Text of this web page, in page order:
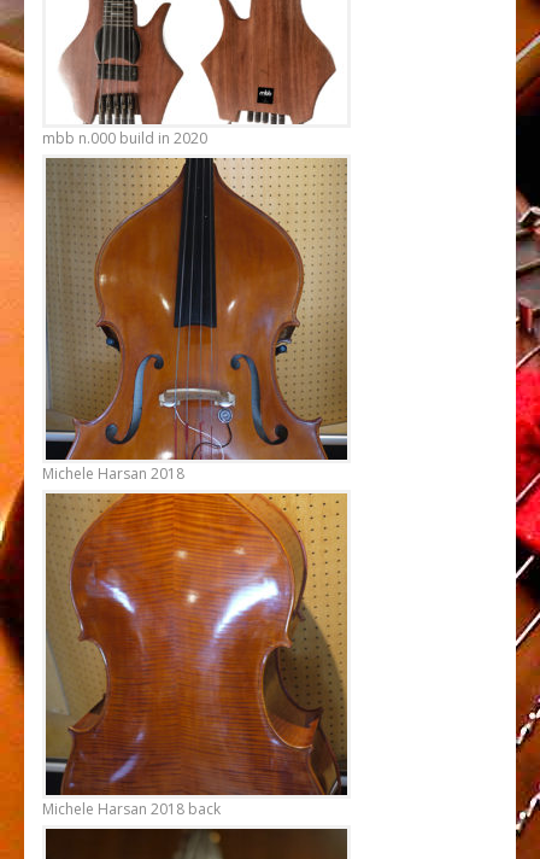
Improvvisazione
Ear training
Spartiti
RHYTHM CARDS
SUONO
Recording studio
Liuteria
Strumentazione
mbb n.000 build in 2020
Michele Harsan 2018
Michele Harsan 2018 back